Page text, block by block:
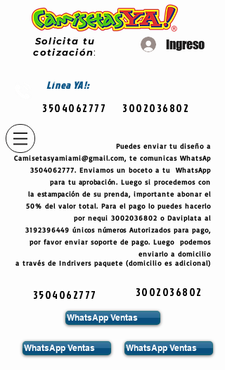
Solicita tu
cotización:
Ingreso
LíneaYA!:
3504062777 3002036802
Puedes enviar tu diseño a
Camisetasyamiami@gmail.com, te comunicas WhatsAp
3504062777. Enviamos un boceto a tu WhatsApp
para tu aprobación. Luego si procedemos con
laestampación de su prenda, importante abonar el
50% del valor total. Para el pago lo puedes hacerlo
por nequi 3002036802 o Daviplata al
3192396449 únicos números Autorizados para pago,
por favor enviar soporte de pago. Luego podemos
enviarlo a domicilio
a través de Indrivers paquete (domicilio es adicional)
3504062777 3002036802
WhatsApp Ventas
WhatsApp Ventas WhatsApp Ventas